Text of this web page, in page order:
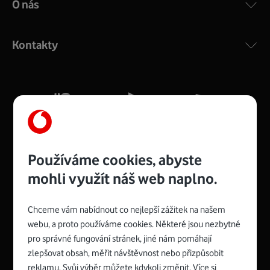
COMPAL CH7465VF
silný signál pro celou domácnost. Kompaktní rozměry 21
Více o COMPAL CH7465VF
Zyxel VMG8623-T50B:
Rozměry modemu jsou 16 x 22 x 7,5 cm (včetně stojánku)
Spojte se s Vodafonem
O nás
Kontakty
Používáme cookies, abyste
mohli využít náš web naplno.
Chceme vám nabídnout co nejlepší zážitek na našem
webu, a proto používáme cookies. Některé jsou nezbytné
pro správné fungování stránek, jiné nám pomáhají
zlepšovat obsah, měřit návštěvnost nebo přizpůsobit
reklamu. Svůj výběr můžete kdykoli změnit. Více si